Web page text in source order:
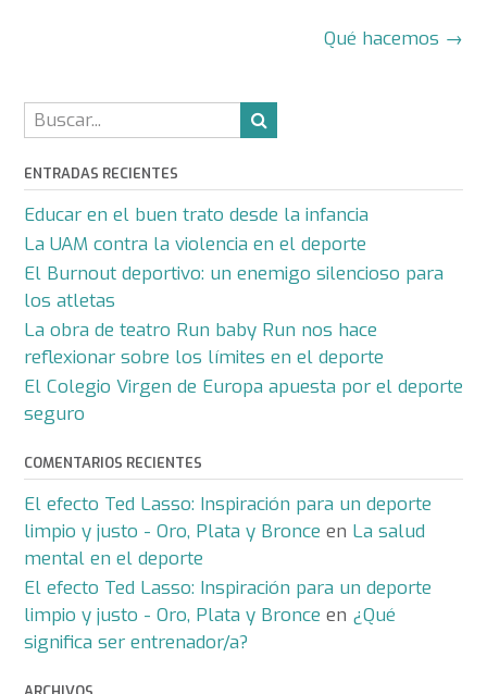
entrada
Qué hacemos →
ENTRADAS RECIENTES
Educar en el buen trato desde la infancia
La UAM contra la violencia en el deporte
El Burnout deportivo: un enemigo silencioso para
los atletas
La obra de teatro Run baby Run nos hace
reflexionar sobre los límites en el deporte
El Colegio Virgen de Europa apuesta por el deporte
seguro
COMENTARIOS RECIENTES
El efecto Ted Lasso: Inspiración para un deporte
limpio y justo - Oro, Plata y Bronce en La salud
mental en el deporte
El efecto Ted Lasso: Inspiración para un deporte
limpio y justo - Oro, Plata y Bronce en ¿Qué
significa ser entrenador/a?